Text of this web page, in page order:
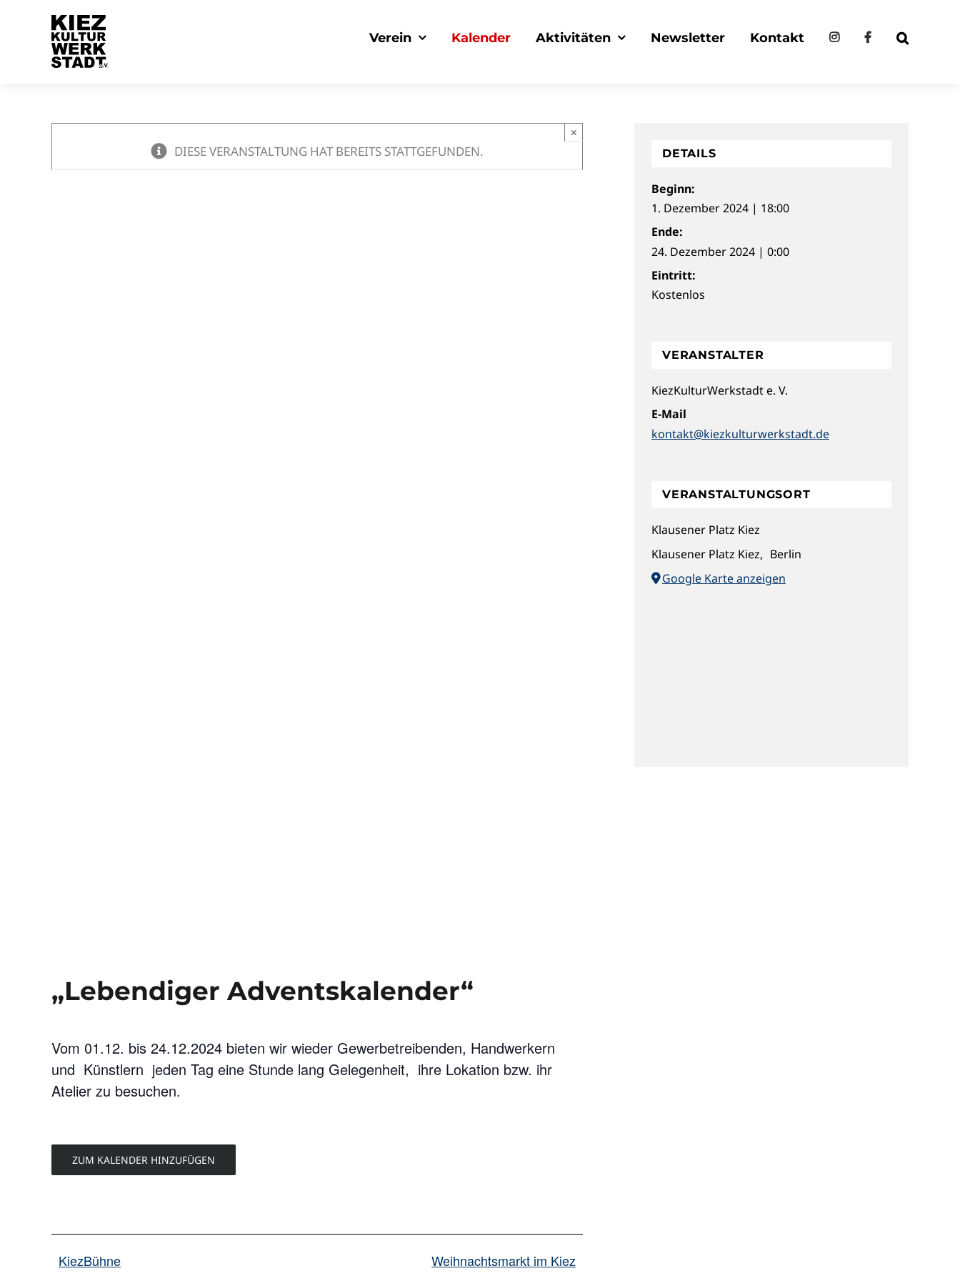
Verein Kalender Aktivitäten Newsletter Kontakt
DIESE VERANSTALTUNG HAT BEREITS STATTGEFUNDEN.
×
„Lebendiger Adventskalender“
Vom 01.12. bis 24.12.2024 bieten wir wieder Gewerbetreibenden, Handwerkern
und Künstlern jeden Tag eine Stunde lang Gelegenheit, ihre Lokation bzw. ihr
Atelier zu besuchen.
ZUM KALENDER HINZUFÜGEN
KiezBühne Weihnachtsmarkt im Kiez
DETAILS
Beginn:
1. Dezember 2024 | 18:00
Ende:
24. Dezember 2024 | 0:00
Eintritt:
Kostenlos
VERANSTALTER
KiezKulturWerkstadt e. V.
E-Mail
kontakt@kiezkulturwerkstadt.de
VERANSTALTUNGSORT
Klausener Platz Kiez
Klausener Platz Kiez, Berlin
Google Karte anzeigen